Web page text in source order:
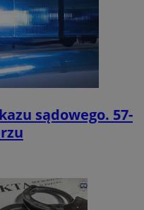
sądowego. 57-